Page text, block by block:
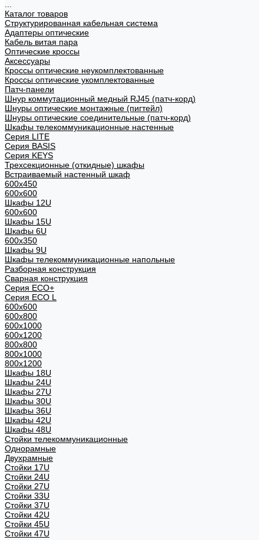
Каталог товаров
Структурированная кабельная система
Адаптеры оптические
Кабель витая пара
Оптические кроссы
Аксессуары
Кроссы оптические неукомплектованные
Кроссы оптические укомплектованные
Патч-панели
Шнур коммутационный медный RJ45 (патч-корд)
Шнуры оптические монтажные (пигтейл)
Шнуры оптические соединительные (патч-корд)
Шкафы телекоммуникационные настенные
Cерия LITE
Cерия BASIS
Cерия KEYS
Трехсекционные (откидные) шкафы
Встраиваемый настенный шкаф
600x450
600x600
Шкафы 12U
600x600
Шкафы 15U
Шкафы 6U
600x350
Шкафы 9U
Шкафы телекоммуникационные напольные
Разборная конструкция
Сварная конструкция
Серия ECO+
Серия ECO L
600x600
600x800
600х1000
600х1200
800x800
800х1000
800х1200
Шкафы 18U
Шкафы 24U
Шкафы 27U
Шкафы 30U
Шкафы 36U
Шкафы 42U
Шкафы 48U
Стойки телекоммуникационные
Однорамные
Двухрамные
Стойки 17U
Стойки 24U
Стойки 27U
Стойки 33U
Стойки 37U
Стойки 42U
Стойки 45U
Стойки 47U